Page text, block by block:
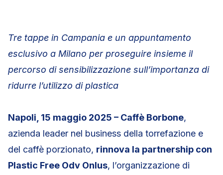
Tre tappe in Campania e un appuntamento
esclusivo a Milano per proseguire insieme il
percorso di sensibilizzazione sull’importanza di
ridurre l’utilizzo di plastica
Napoli, 15 maggio 2025 – Caffè Borbone,
azienda leader nel business della torrefazione e
del caffè porzionato, rinnova la partnership con
Plastic Free Odv Onlus, l’organizzazione di